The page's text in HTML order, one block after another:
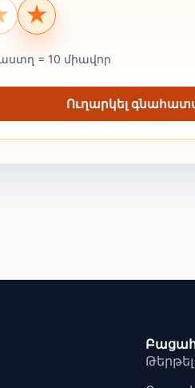
★
= 10 միավոր
Ուղարկել